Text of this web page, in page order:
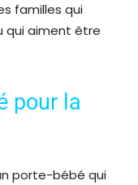
familles qui
qui aiment être
pour la
porte-bébé qui